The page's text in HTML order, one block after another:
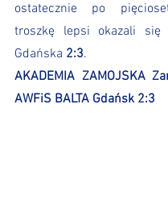
ostatecznie po
troszkę lepsi okazali się
Gdańska 2:3.
AKADEMIA ZAMOJSKA
AWFiS BALTA Gdańsk 2:3